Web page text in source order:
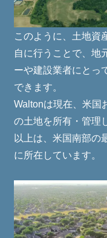
このように、土地資
自に行うことで、地
ーや建設業者にとっ
できます。
Waltonは現在、米国
の土地を所有・管理
以上は、米国南部の
に所在しています。